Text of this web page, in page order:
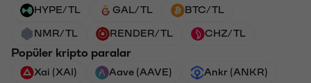
HYPE/TL GAL/TL BTC/TL
NMR/TL RENDER/TL CHZ/TL
Popüler kripto paralar
Xai (XAI) Aave (AAVE) Ankr (ANKR)